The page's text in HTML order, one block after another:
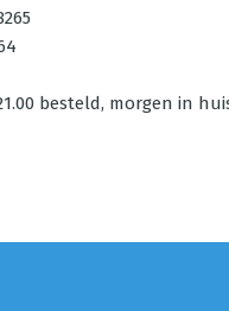
besteld, morgen in